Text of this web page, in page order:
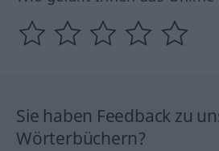
Sie haben Feedback zu
Wörterbüchern?